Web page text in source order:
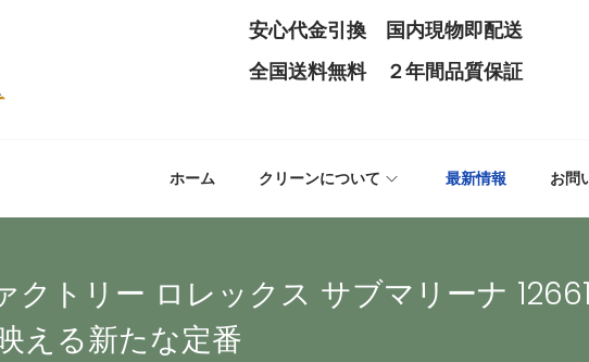
安心代金引換 国内現物即配送
全国送料無料 ２年間品質保証
ホーム クリーンについて 最新情報 お問
クトリー ロレックス サブマリーナ
える新たな定番